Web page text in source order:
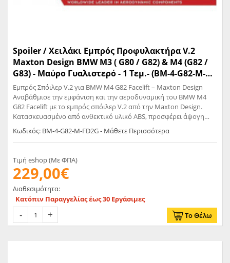
Spoiler / Χειλάκι Εμπρός Προφυλακτήρα V.2
Maxton Design BMW Μ3 ( G80 / G82) & M4 (G82 /
G83) - Μαύρο Γυαλιστερό - 1 Τεμ.- (BM-4-G82-M-
FD2G)
Εμπρός Σπόιλερ V.2 για BMW M4 G82 Facelift – Maxton Design
Αναβάθμισε την εμφάνιση και την αεροδυναμική του BMW M4
G82 Facelift με το εμπρός σπόιλερ V.2 από την Maxton Design.
Κατασκευασμένο από ανθεκτικό υλικό ABS, προσφέρει άψογη
εφαρμογή και σπορ χαρακτήρα, τονίζοντας τη δυναμική γραμμή
του οχήματος. • Συμβατό με BMW M4 G82 Facelift (2022+) • Υλικό:
Υψηλής ποιότητας ABS – ανθεκτικό και ελαφρύ • Δυναμική
σχεδίαση για βελτιωμένη αεροδυναμική • Έτοιμο για τοποθέτηση
– δεν απαιτεί τροποποιήσεις Η Maxton Design είναι κορυφαία
εταιρεία στον χώρο των αεροδυναμικών βελτιώσεων, με
προϊόντα που συνδυάζουν στυλ, ποιότητα και απόδοση.
Κωδικός: BM-4-G82-M-FD2G - Μάθετε Περισσότερα
Τιμή eshop (Με ΦΠΑ)
229,00€
Διαθεσιμότητα:
Κατόπιν Παραγγελίας έως 30 Εργάσιμες
Το Θέλω